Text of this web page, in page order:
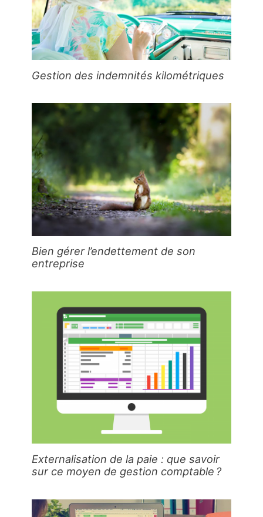
Gestion des indemnités kilométriques
Bien gérer l’endettement de son
entreprise
Externalisation de la paie : que savoir
sur ce moyen de gestion comptable ?